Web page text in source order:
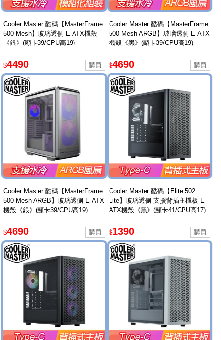
Cooler Master 酷碼【MasterFrame
500 Mesh】玻璃透側 E-ATX機殼
《銀》(顯卡39/CPU高19)
$4490
Cooler Master 酷碼【MasterFrame
500 Mesh ARGB】玻璃透側 E-ATX
機殼《黑》(顯卡39/CPU高19)
$4690
Cooler Master 酷碼【MasterFrame
500 Mesh ARGB】玻璃透側 E-ATX
機殼《銀》(顯卡39/CPU高19)
$4690
Cooler Master 酷碼【Elite 502
Lite】玻璃透側 支援背插主機板 E-
ATX機殼《黑》(顯卡41/CPU高17)
$1390